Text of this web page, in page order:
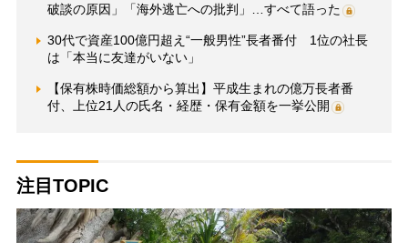
破談の原因」「海外逃亡への批判」…すべて語った
30代で資産100億円超え“一般男性”長者番付 1位の社長
は「本当に友達がいない」
【保有株時価総額から算出】平成生まれの億万長者番
付、上位21人の氏名・経歴・保有金額を一挙公開
注目TOPIC